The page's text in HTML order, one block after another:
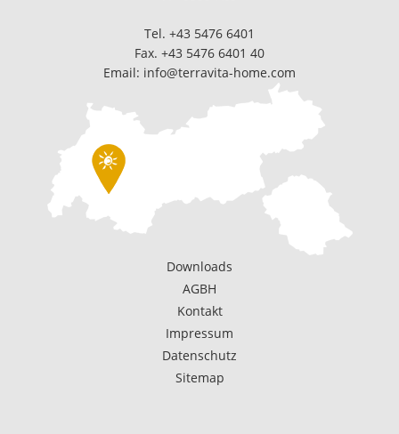
Tel. +43 5476 6401
Fax. +43 5476 6401 40
Email: info@terravita-home.com
Downloads
AGBH
Kontakt
Impressum
Datenschutz
Sitemap